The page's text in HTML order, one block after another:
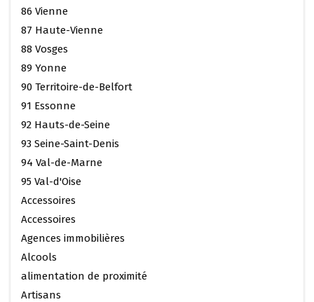
86 Vienne
87 Haute-Vienne
88 Vosges
89 Yonne
90 Territoire-de-Belfort
91 Essonne
92 Hauts-de-Seine
93 Seine-Saint-Denis
94 Val-de-Marne
95 Val-d'Oise
Accessoires
Accessoires
Agences immobilières
Alcools
alimentation de proximité
Artisans